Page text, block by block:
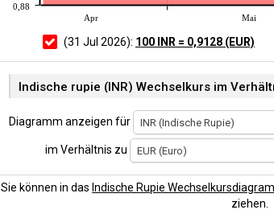
Apr Mai
0,88
(31 Jul 2026): 100 INR = 0,9128 (EUR)
Indische rupie (INR) Wechselkurs im
Diagramm anzeigen für INR (Indische Rupie)
im Verhältnis zu EUR (Euro)
Sie können in das Indische Rupie
ziehen.